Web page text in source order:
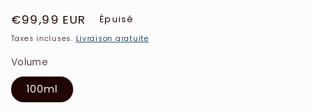
Prix
habituel
€99,99 EUR Épuisé
Taxes incluses. Livraison gratuite
Volume
100ml